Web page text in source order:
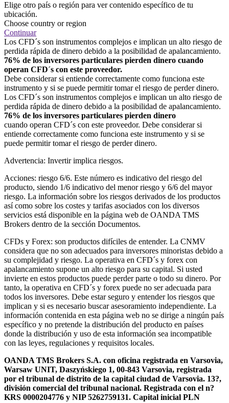
Elige otro país o región para ver contenido específico de tu
ubicación.
Choose country or region
Continuar
Los CFD´s son instrumentos complejos e implican un alto riesgo de
perdida rápida de dinero debido a la posibilidad de apalancamiento.
76% de los inversores particulares pierden dinero cuando
operan CFD´s con este proveedor.
Debe considerar si entiende correctamente como funciona este
instrumento y si se puede permitir tomar el riesgo de perder dinero.
Los CFD´s son instrumentos complejos e implican un alto riesgo de
perdida rápida de dinero debido a la posibilidad de apalancamiento.
76% de los inversores particulares pierden dinero
cuando operan CFD´s con este proveedor. Debe considerar si
entiende correctamente como funciona este instrumento y si se
puede permitir tomar el riesgo de perder dinero.
Advertencia: Invertir implica riesgos.
Acciones: riesgo 6/6. Este número es indicativo del riesgo del
producto, siendo 1/6 indicativo del menor riesgo y 6/6 del mayor
riesgo. La información sobre los riesgos derivados de los productos
así como sobre los costes y tarifas asociados con los diversos
servicios está disponible en la página web de OANDA TMS
Brokers dentro de la sección Documentos.
CFDs y Forex: son productos difíciles de entender. La CNMV
considera que no son adecuados para inversores minoristas debido a
su complejidad y riesgo. La operativa en CFD´s y forex con
apalancamiento supone un alto riesgo para su capital. Si usted
invierte en estos productos puede perder parte o todo su dinero. Por
tanto, la operativa en CFD´s y forex puede no ser adecuada para
todos los inversores. Debe estar seguro y entender los riesgos que
implican y si es necesario buscar asesoramiento independiente. La
información contenida en esta página web no se dirige a ningún país
específico y no pretende la distribución del producto en países
donde la distribución y uso de esta información sea incompatible
con las leyes, regulaciones y requisitos locales.
OANDA TMS Brokers S.A. con oficina registrada en Varsovia,
Warsaw UNIT, Daszyńskiego 1, 00-843 Varsovia, registrada
por el tribunal de distrito de la capital ciudad de Varsovia. 13?,
división comercial del tribunal nacional. Registrada con el n?
KRS 0000204776 y NIP 5262759131. Capital inicial PLN